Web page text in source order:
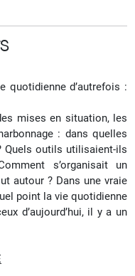
quotidienne d’autrefois :
mises en situation, les
: dans quelles
Quels outils utilisaient-ils
s’organisait un
autour ? Dans une vraie
point la vie quotidienne
d’aujourd’hui, il y a un